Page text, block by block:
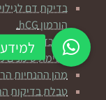
בדיקת דם
הורמון hCG.
על בדיקת
רשימת סימנים
מהן ההנחיות
טבלת בדיקות